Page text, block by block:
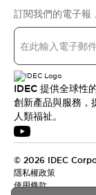
訂閱我們的電子報
IDEC 提供全球性
創新產品與服務，
人類福祉。
© 2026 IDEC
隱私權政策
使用條款